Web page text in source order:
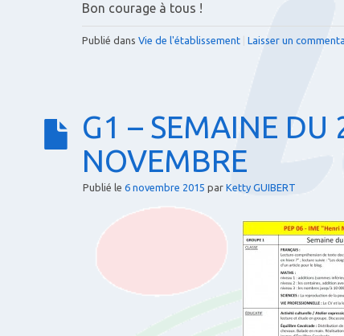
Bon courage à tous !
Publié dans Vie de l'établissement Laisser un
G1 – SEMAINE DU
NOVEMBRE
Publié le 6 novembre 2015 par Ketty GUIBERT